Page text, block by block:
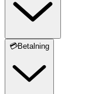
💳Betalning